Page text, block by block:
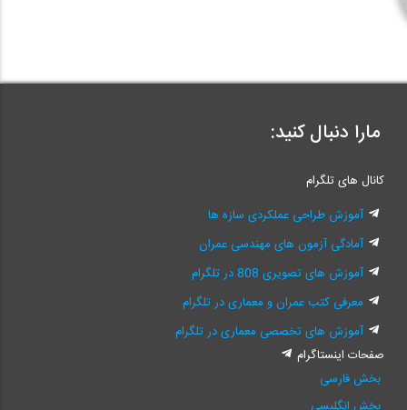
مارا دنبال کنید:
کانال های تلگرام
آموزش طراحی عملکردی سازه ها
آمادگی آزمون های مهندسی عمران
آموزش های تصویری 808 در تلگرام
معرفی کتب عمران و معماری در تلگرام
آموزش های تخصصی معماری در تلگرام
صفحات اینستاگرام
بخش فارسی